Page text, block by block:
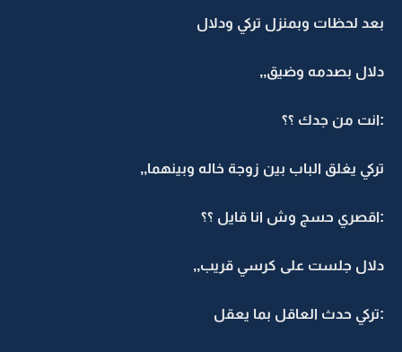
بعد لحظات وبمنزل تركي ودلال
دلال بصدمه وضيق,,
:انت من جدك ؟؟
تركي يغلق الباب بين زوجة خاله وبينهما,,
:اقصري حسج وش انا قايل ؟؟
دلال جلست على كرسي قريب,,
:تركي حدث العاقل بما يعقل